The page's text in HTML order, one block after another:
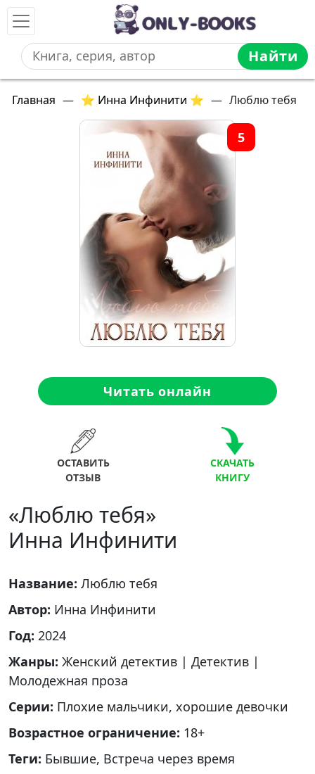
Найти
Главная — ⭐ Инна Инфинити ⭐ — Люблю тебя
5
Читать онлайн
ОСТАВИТЬ
ОТЗЫВ
СКАЧАТЬ
КНИГУ
«Люблю тебя»
Инна Инфинити
Название: Люблю тебя
Автор: Инна Инфинити
Год: 2024
Жанры: Женский детектив | Детектив |
Молодежная проза
Серии: Плохие мальчики, хорошие девочки
Возрастное ограничение: 18+
Теги: Бывшие, Встреча через время